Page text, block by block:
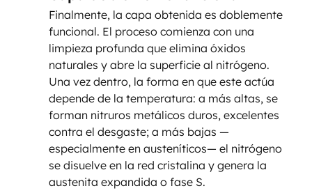
Finalmente, la capa obtenida es doblemente
funcional. El proceso comienza con una
limpieza profunda que elimina óxidos
naturales y abre la superficie al nitrógeno.
Una vez dentro, la forma en que este actúa
depende de la temperatura: a más altas, se
forman nitruros metálicos duros, excelentes
contra el desgaste; a más bajas —
especialmente en austeníticos— el nitrógeno
se disuelve en la red cristalina y genera la
austenita expandida o fase S.